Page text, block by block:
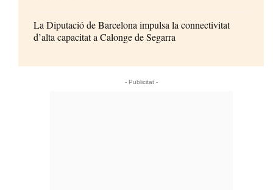
La Diputació de Barcelona impulsa la connectivitat
d’alta capacitat a Calonge de Segarra
- Publicitat -